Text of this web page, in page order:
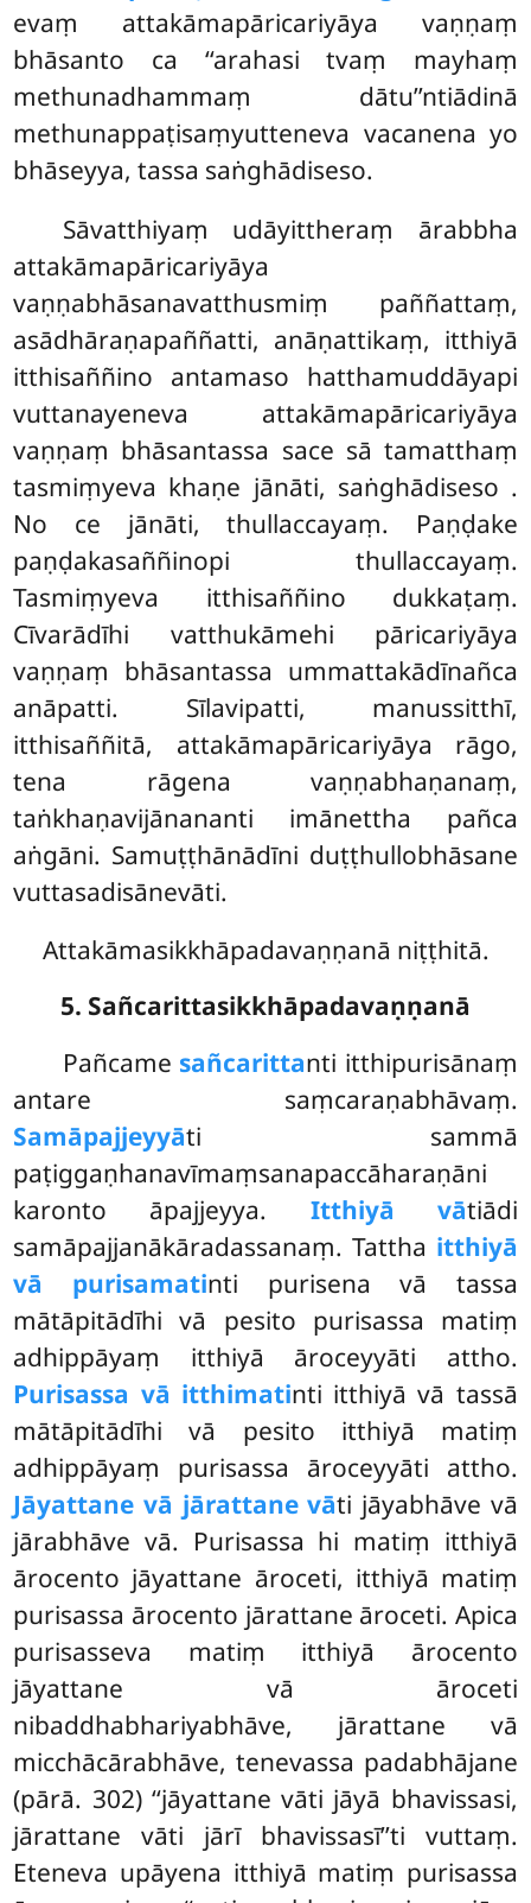
evaṃ attakāmapāricariyāya vaṇṇaṃ
bhāsanto ca ‘‘arahasi tvaṃ mayhaṃ
methunadhammaṃ dātu’’ntiādinā
methunappaṭisaṃyutteneva vacanena yo
bhāseyya, tassa saṅghādiseso.
Sāvatthiyaṃ udāyittheraṃ ārabbha
attakāmapāricariyāya
vaṇṇabhāsanavatthusmiṃ paññattaṃ,
asādhāraṇapaññatti, anāṇattikaṃ, itthiyā
itthisaññino antamaso hatthamuddāyapi
vuttanayeneva attakāmapāricariyāya
vaṇṇaṃ bhāsantassa sace sā tamatthaṃ
tasmiṃyeva khaṇe jānāti, saṅghādiseso .
No ce jānāti, thullaccayaṃ. Paṇḍake
paṇḍakasaññinopi thullaccayaṃ.
Tasmiṃyeva itthisaññino dukkaṭaṃ.
Cīvarādīhi vatthukāmehi pāricariyāya
vaṇṇaṃ bhāsantassa ummattakādīnañca
anāpatti. Sīlavipatti, manussitthī,
itthisaññitā, attakāmapāricariyāya rāgo,
tena rāgena vaṇṇabhaṇanaṃ,
taṅkhaṇavijānananti imānettha pañca
aṅgāni. Samuṭṭhānādīni duṭṭhullobhāsane
vuttasadisānevāti.
Attakāmasikkhāpadavaṇṇanā niṭṭhitā.
5. Sañcarittasikkhāpadavaṇṇanā
Pañcame sañcarittanti itthipurisānaṃ
antare saṃcaraṇabhāvaṃ.
Samāpajjeyyāti sammā
paṭiggaṇhanavīmaṃsanapaccāharaṇāni
karonto āpajjeyya. Itthiyā vātiādi
samāpajjanākāradassanaṃ. Tattha itthiyā
vā purisamatinti purisena vā tassa
mātāpitādīhi vā pesito purisassa matiṃ
adhippāyaṃ itthiyā āroceyyāti attho.
Purisassa vā itthimatinti itthiyā vā tassā
mātāpitādīhi vā pesito itthiyā matiṃ
adhippāyaṃ purisassa āroceyyāti attho.
Jāyattane vā jārattane vāti jāyabhāve vā
jārabhāve vā. Purisassa hi matiṃ itthiyā
ārocento jāyattane āroceti, itthiyā matiṃ
purisassa ārocento jārattane āroceti. Apica
purisasseva matiṃ itthiyā ārocento
jāyattane vā āroceti
nibaddhabhariyabhāve, jārattane vā
micchācārabhāve, tenevassa padabhājane
(pārā. 302) ‘‘jāyattane vāti jāyā bhavissasi,
jārattane vāti jārī bhavissasī’’ti vuttaṃ.
Eteneva upāyena itthiyā matiṃ purisassa